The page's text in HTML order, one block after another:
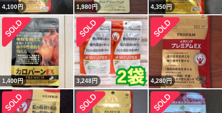
4,100円 1,980円 4,350円
1,400円 3,248円 4,280円